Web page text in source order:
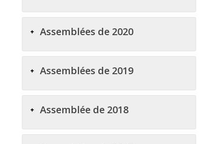
Assemblées de 2020
Assemblées de 2019
Assemblée de 2018